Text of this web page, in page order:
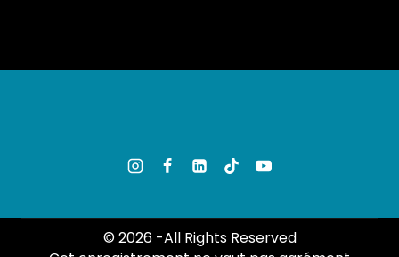
© 2026 -All Rights Reserved